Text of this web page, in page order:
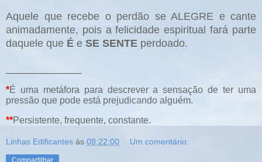
Aquele que recebe o perdão se ALEGRE e cante
animadamente, pois a felicidade espiritual fará parte
daquele que É e SE SENTE perdoado.
*É uma metáfora para descrever a sensação de ter uma
pressão que pode está prejudicando alguém.
**Persistente, frequente, constante.
Linhas Edificantes às 08:22:00 Um comentário:
Compartilhar